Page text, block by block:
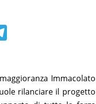
T
gr
a
Immacolato
rilanciare il progetto